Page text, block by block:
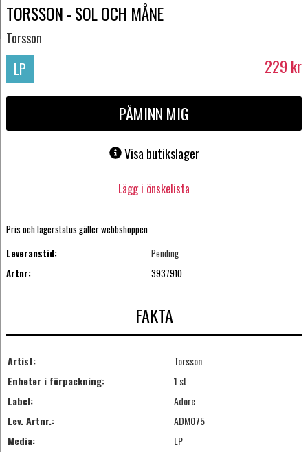
TORSSON - SOL OCH MÅNE
Torsson
LP 229 kr
PÅMINN MIG
Visa butikslager
Lägg i önskelista
Pris och lagerstatus gäller webbshoppen
Leveranstid:
Pending
Artnr:
3937910
FAKTA
Artist:
Torsson
Enheter i förpackning:
1 st
Label:
Adore
Lev. Artnr.:
ADM075
Media:
LP